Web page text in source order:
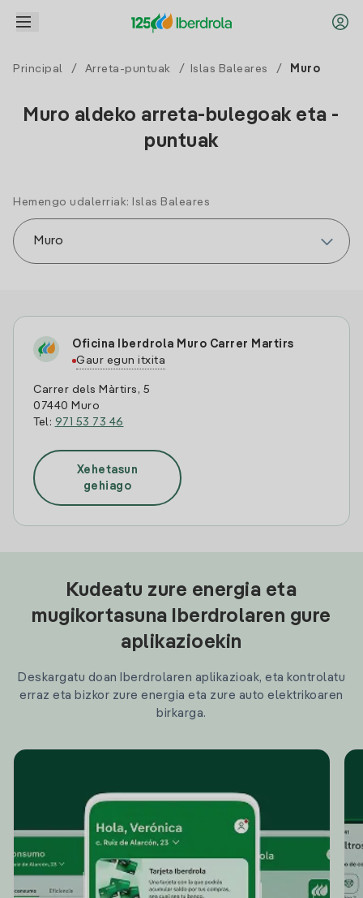
Principal / Arreta-puntuak / Islas Baleares / Muro
Muro aldeko arreta-bulegoak eta -
puntuak
Hemengo udalerriak: Islas Baleares
Oficina Iberdrola Muro Carrer Martirs
Gaur egun itxita
Carrer dels Màrtirs, 5
07440 Muro
Tel: 971 53 73 46
Xehetasun
gehiago
Kudeatu zure energia eta
mugikortasuna Iberdrolaren gure
aplikazioekin
Deskargatu doan Iberdrolaren aplikazioak, eta kontrolatu
erraz eta bizkor zure energia eta zure auto elektrikoaren
birkarga.